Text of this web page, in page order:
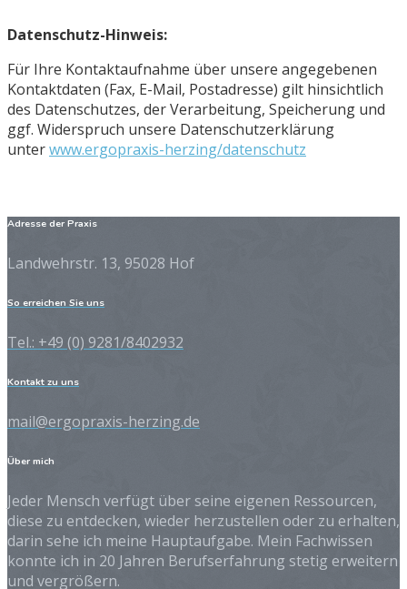
Datenschutz-Hinweis:
Für Ihre Kontaktaufnahme über unsere angegebenen
Kontaktdaten (Fax, E-Mail, Postadresse) gilt hinsichtlich
des Datenschutzes, der Verarbeitung, Speicherung und
ggf. Widerspruch unsere Datenschutzerklärung
unterwww.ergopraxis-herzing/datenschutz
Adresse der Praxis
Landwehrstr. 13, 95028 Hof
So erreichen Sie uns
Tel.: +49 (0) 9281/8402932
Kontakt zu uns
mail@ergopraxis-herzing.de
Über mich
Jeder Mensch verfügt über seine eigenen Ressourcen,
diese zu entdecken, wieder herzustellen oder zu erhalten,
darin sehe ich meine Hauptaufgabe. Mein Fachwissen
konnte ich in 20 Jahren Berufserfahrung stetig erweitern
und vergrößern.